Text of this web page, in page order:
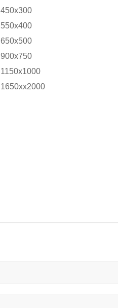
450x300
550x400
650x500
900x750
1150x1000
1650xx2000